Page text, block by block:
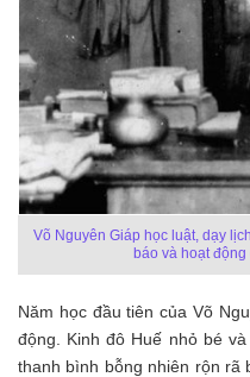
Võ Nguyên Giáp học luật, dạy
báo và hoạt
Năm học đầu tiên của Võ
động. Kinh đô Huế nhỏ bé
thanh bình bỗng nhiên rộn rã